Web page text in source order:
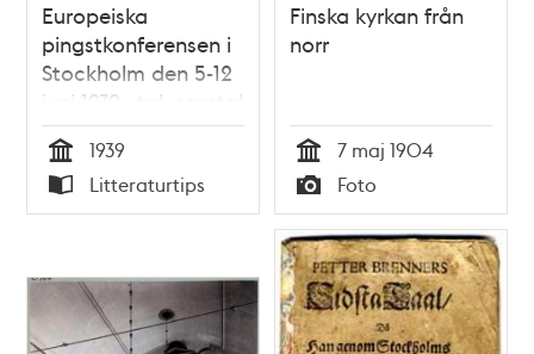
Europeiska
pingstkonferensen i
Stockholm den 5-12
juni 1939 : tal, samtal
och predikningar
Tid
1939
Typ
Litteraturtips
Finska kyrkan från
norr
Tid
7 maj 1904
Typ
Foto